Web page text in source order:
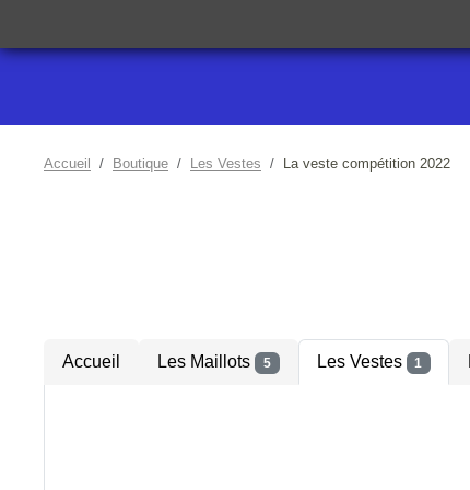
Accueil Boutique Les Vestes La veste compétition 2022
Accueil Les Maillots 5 Les Vestes 1